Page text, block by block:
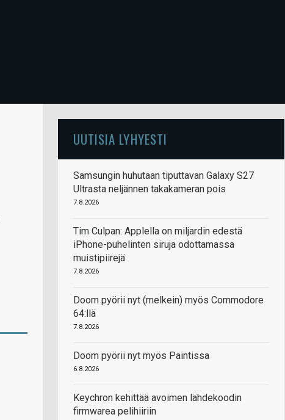
UUTISIA LYHYESTI
Samsungin huhutaan tiputtavan Galaxy S27
Ultrasta neljännen takakameran pois
7.8.2026
Tim Culpan: Applella on miljardin edestä
iPhone-puhelinten siruja odottamassa
muistipiirejä
7.8.2026
Doom pyörii nyt (melkein) myös Commodore
64:llä
7.8.2026
Doom pyörii nyt myös Paintissa
6.8.2026
Keychron kehittää avoimen lähdekoodin
firmwarea pelihiiriin